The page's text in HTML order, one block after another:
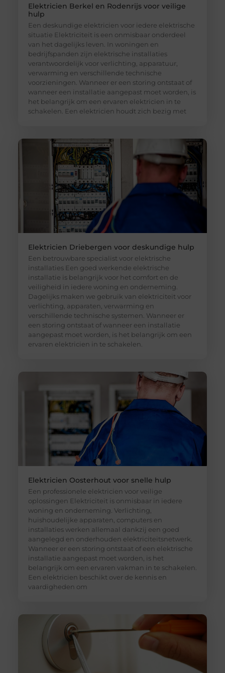
Elektricien Berkel en Rodenrijs voor veilige
hulp
Een deskundige elektricien voor iedere elektrische
situatie Elektriciteit is een onmisbaar onderdeel
van het dagelijks leven. In woningen en
bedrijfspanden zijn elektrische installaties
verantwoordelijk voor verlichting, apparatuur,
verwarming en verschillende technische
voorzieningen. Wanneer er een storing ontstaat of
wanneer een installatie aangepast moet worden, is
het belangrijk om een ervaren elektricien in te
schakelen. Een elektricien houdt zich bezig met
Elektricien Driebergen voor deskundige hulp
Een betrouwbare specialist voor elektrische
installaties Een goed werkende elektrische
installatie is belangrijk voor het comfort en de
veiligheid in iedere woning en onderneming.
Dagelijks maken we gebruik van elektriciteit voor
verlichting, apparaten, verwarming en
verschillende technische systemen. Wanneer er
een storing ontstaat of wanneer een installatie
aangepast moet worden, is het belangrijk om een
ervaren elektricien in te schakelen.
Elektricien Oosterhout voor snelle hulp
Een professionele elektricien voor veilige
oplossingen Elektriciteit is onmisbaar in iedere
woning en onderneming. Verlichting,
huishoudelijke apparaten, computers en
installaties werken allemaal dankzij een goed
aangelegd en onderhouden elektriciteitsnetwerk.
Wanneer er een storing ontstaat of een elektrische
installatie aangepast moet worden, is het
belangrijk om een ervaren vakman in te schakelen.
Een elektricien beschikt over de kennis en
vaardigheden om